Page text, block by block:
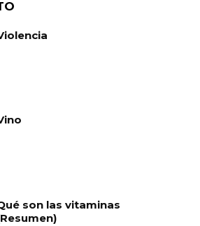
son las vitaminas